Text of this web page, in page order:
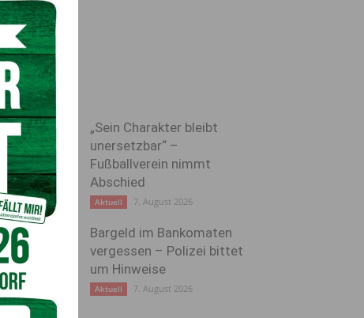
„Sein Charakter bleibt
unersetzbar“ –
Fußballverein nimmt
Abschied
Aktuell 7. August 2026
Bargeld im Bankomaten
vergessen – Polizei bittet
um Hinweise
Aktuell 7. August 2026